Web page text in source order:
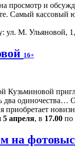
просмотр и
Самый кассовый
ул. М. Ульяновой,
16+
Кузьминовой
два
приобретает
5 апреля, в 17.00 по
на